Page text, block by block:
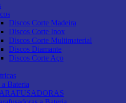
Discos Corte Madeira
Discos Corte Inox
Discos Corte Multimaterial
Discos Diamante
Discos Corte Aço
Bateria